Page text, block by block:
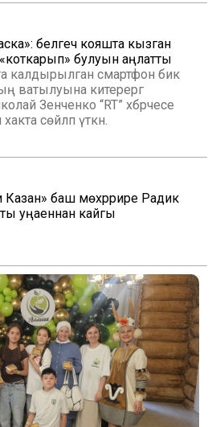
белгеч кояшта кызган
булуын аңлатты
калдырылган смартфон бик
ватылуына китерергә
Зенченко “RT” хәбәрчесе
хакта сөйләп үткән.
Казан» баш мөхәррире Радик
уңаеннан кайгы